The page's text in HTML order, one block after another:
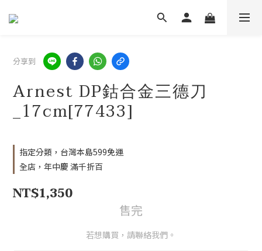
分享到
Arnest DP鈷合金三德刀
_17cm[77433]
指定分類，台灣本島599免運
全店，年中慶 滿千折百
NT$1,350
售完
若想購買，請聯絡我們。